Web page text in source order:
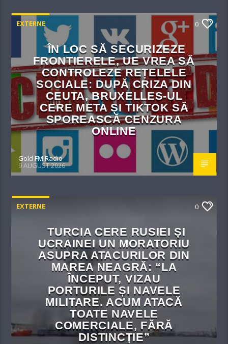
EXTERNE 0
ÎN LOC SĂ SECURIZEZE
FRONTIERELE, UE VREA SĂ
CONTROLEZE REȚELELE
SOCIALE: DUPĂ CRIZA DIN
CEUTA, BRUXELLES-UL
CERE META ȘI TIKTOK SĂ
SPOREASCĂ CENZURA
ONLINE
Gold FM Radio
9 AUGUST 2026
EXTERNE 0
TURCIA CERE RUSIEI ȘI
UCRAINEI UN MORATORIU
ASUPRA ATACURILOR DIN
MAREA NEAGRĂ: “LA
ÎNCEPUT, VIZAU
PORTURILE ȘI NAVELE
MILITARE. ACUM ATACĂ
TOATE NAVELE
COMERCIALE, FĂRĂ
DISTINCȚIE”